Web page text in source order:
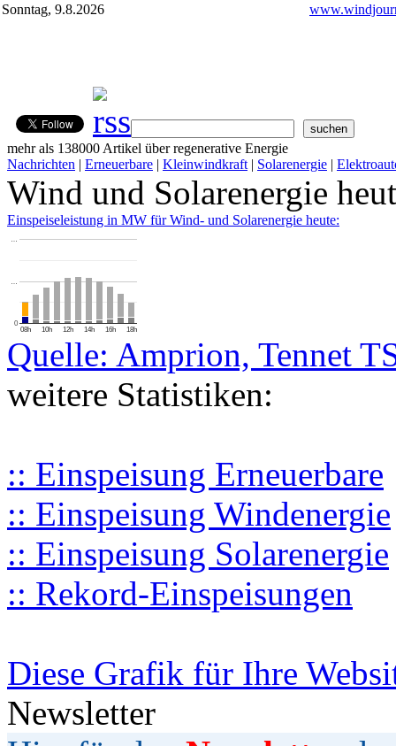
Sonntag, 9.8.2026
mehr als 138000 Artikel über regenerative Energie
Nachrichten | Erneuerbare | Kleinwindkraft | Solarenergie |
Wind und Solarenergie
Einspeiseleistung in MW für Wind- und Solarenergie heute:
08h 10h 12h 14h 16h 18h
0
…
…
Quelle: Amprion, Tennet
weitere Statistiken:
:: Einspeisung Erneuerbare
:: Einspeisung Windenergie
:: Einspeisung Solarenergie
:: Rekord-Einspeisungen
Diese Grafik für Ihre
Newsletter